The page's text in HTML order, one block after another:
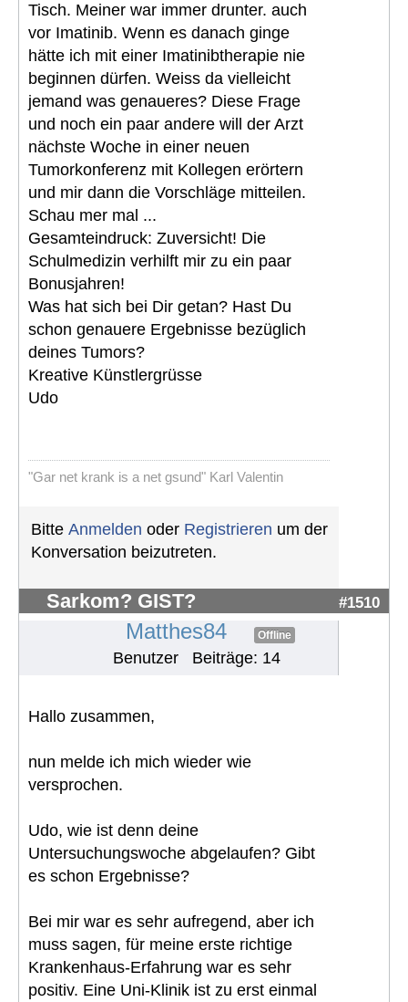
Tisch. Meiner war immer drunter. auch
vor Imatinib. Wenn es danach ginge
hätte ich mit einer Imatinibtherapie nie
beginnen dürfen. Weiss da vielleicht
jemand was genaueres? Diese Frage
und noch ein paar andere will der Arzt
nächste Woche in einer neuen
Tumorkonferenz mit Kollegen erörtern
und mir dann die Vorschläge mitteilen.
Schau mer mal ...
Gesamteindruck: Zuversicht! Die
Schulmedizin verhilft mir zu ein paar
Bonusjahren!
Was hat sich bei Dir getan? Hast Du
schon genauere Ergebnisse bezüglich
deines Tumors?
Kreative Künstlergrüsse
Udo
"Gar net krank is a net gsund" Karl Valentin
Bitte Anmelden oder Registrieren um der
Konversation beizutreten.
Sarkom? GIST? #1510
Matthes84 Offline
Benutzer Beiträge: 14
Hallo zusammen,
nun melde ich mich wieder wie
versprochen.
Udo, wie ist denn deine
Untersuchungswoche abgelaufen? Gibt
es schon Ergebnisse?
Bei mir war es sehr aufregend, aber ich
muss sagen, für meine erste richtige
Krankenhaus-Erfahrung war es sehr
positiv. Eine Uni-Klinik ist zu erst einmal